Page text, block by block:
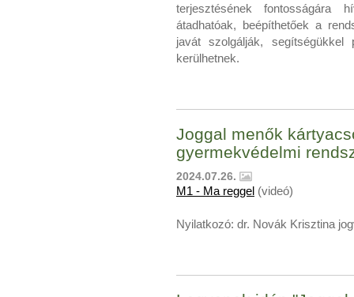
terjesztésének
átadhatóak, beépíthetőek a
javát szolgálják,
kerülhetnek.
Joggal menők
gyermekvédelmi
2024.07.26.
M1 - Ma reggel (videó)
Nyilatkozó: dr. Novák Krisztina